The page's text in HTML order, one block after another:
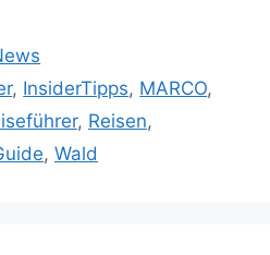
, InsiderTipps, MARCO,
, Reisen,
, Wald